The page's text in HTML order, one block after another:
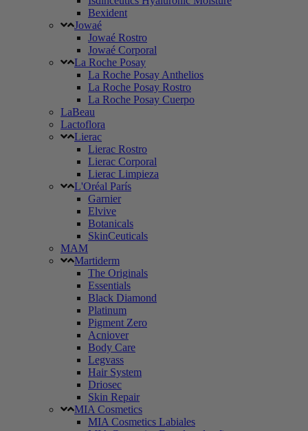
Bexident
Jowaé
Jowaé Rostro
Jowaé Corporal
La Roche Posay
La Roche Posay Anthelios
La Roche Posay Rostro
La Roche Posay Cuerpo
LaBeau
Lactoflora
Lierac
Lierac Rostro
Lierac Corporal
Lierac Limpieza
L'Oréal París
Garnier
Elvive
Botanicals
SkinCeuticals
MAM
Martiderm
The Originals
Essentials
Black Diamond
Platinum
Pigment Zero
Acniover
Body Care
Legvass
Hair System
Driosec
Skin Repair
MIA Cosmetics
MIA Cosmetics Labiales